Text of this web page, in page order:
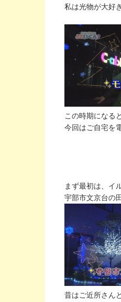
私は光物が大好き
この時期になる
今回はご自宅を
まず最初は、イ
昔はご近所さん